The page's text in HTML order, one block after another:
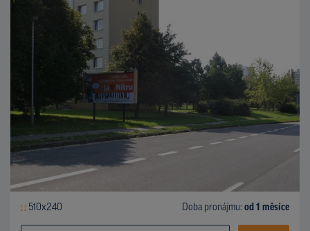
510x240 Doba pronájmu: od 1 měsíce